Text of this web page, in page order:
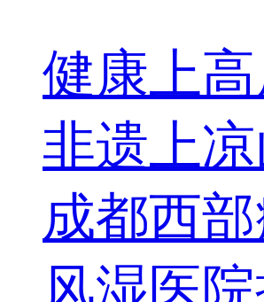
健康上高
非遗上凉
成都西
风湿医